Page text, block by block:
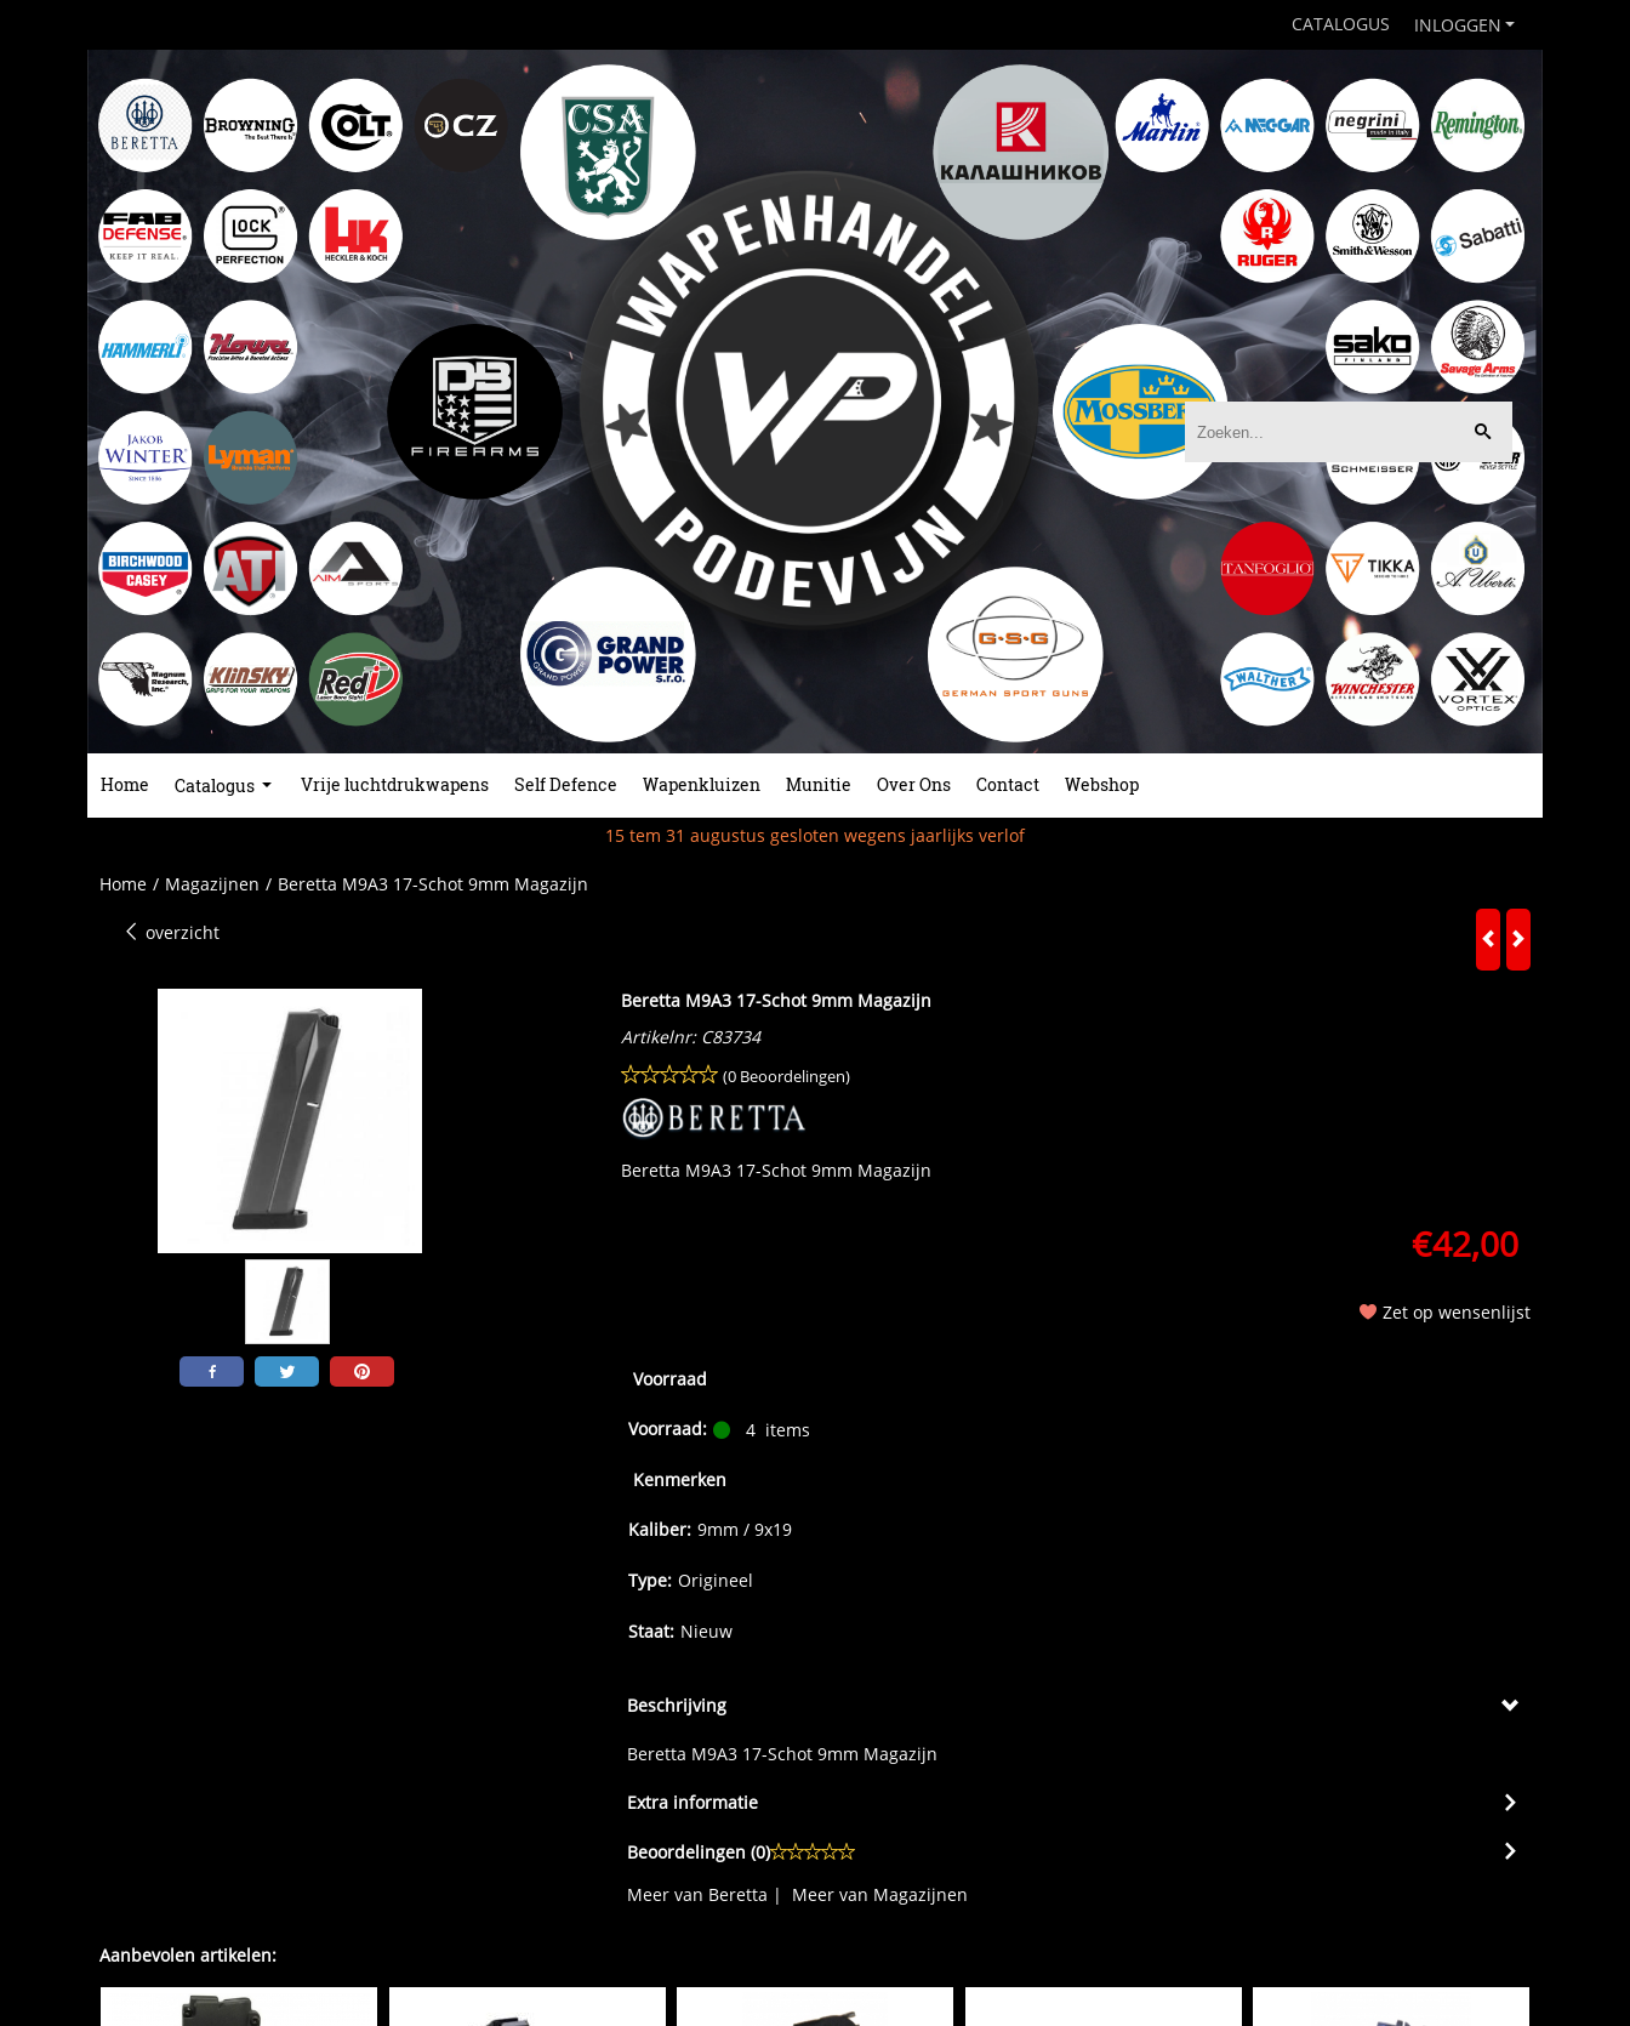
INLOGGEN
CATALOGUS
Home Catalogus Vrije luchtdrukwapens Self Defence Wapenkluizen Munitie Over Ons Contact Webshop
15 tem 31 augustus gesloten wegens jaarlijks verlof
Home / Magazijnen / Beretta M9A3 17-Schot 9mm Magazijn
overzicht
Beretta M9A3 17-Schot 9mm Magazijn
Artikelnr: C83734
(0 Beoordelingen)
Beretta M9A3 17-Schot 9mm Magazijn
€42,00
Zet op wensenlijst
Voorraad
Voorraad: 4 items
Kenmerken
Kaliber: 9mm / 9x19
Type: Origineel
Staat: Nieuw
Beschrijving
Beretta M9A3 17-Schot 9mm Magazijn
Extra informatie
Beoordelingen (0)
Meer van Beretta | Meer van Magazijnen
Aanbevolen artikelen: